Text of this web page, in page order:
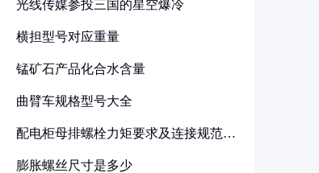
光线传媒参投三国的星空爆冷
横担型号对应重量
锰矿石产品化合水含量
曲臂车规格型号大全
配电柜母排螺栓力矩要求及连接规范详
膨胀螺丝尺寸是多少